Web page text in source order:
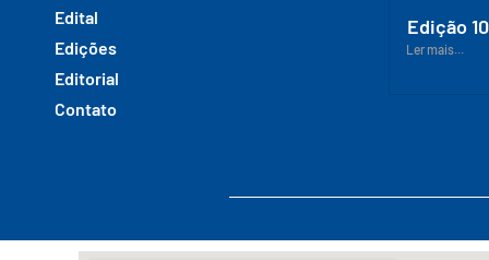
Edital
Edições
Editorial
Contato
Edição
Ler mais...